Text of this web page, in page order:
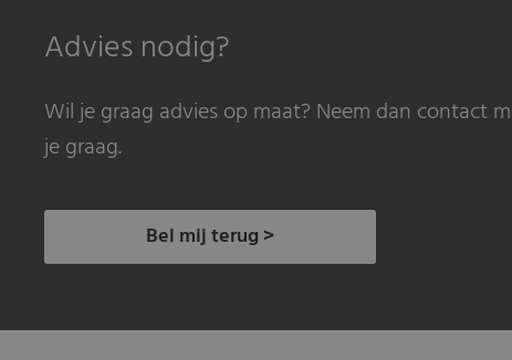
Advies nodig?
Wil je graag advies op maat? Neem dan contact
je graag.
Bel mij terug >